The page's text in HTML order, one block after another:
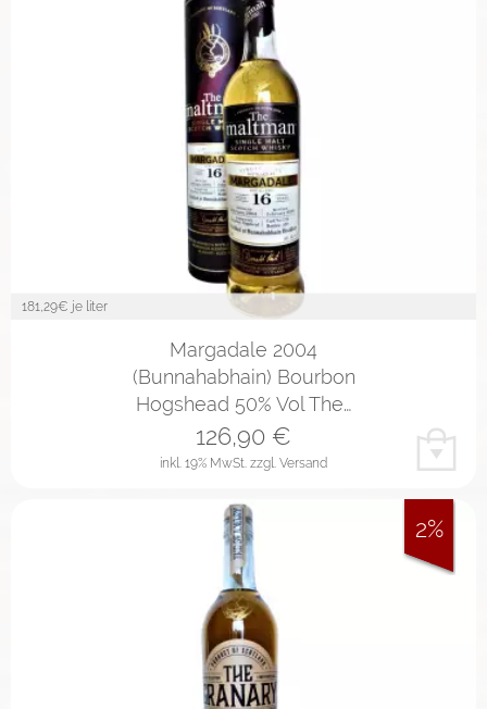
181,29€ je liter
Margadale 2004
(Bunnahabhain) Bourbon
Hogshead 50% Vol The…
inkl. 19% MwSt. zzgl. Versand
126,90 €
2%